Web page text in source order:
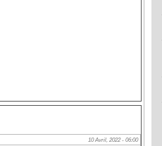
10 Avril, 2022 - 06:00